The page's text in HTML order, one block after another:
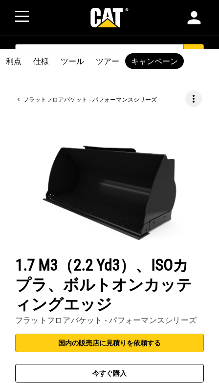
person
SEARCH
フラットフロアバケット - パフォーマンスシリーズ more_vert
1.7 M3（2.2 Yd3）、ISOカ
プラ、ボルトオンカッテ
ィングエッジ
フラットフロアバケット - パフォーマンスシリーズ
国内の販売店に見積りを依頼する
今すぐ購入
利点 仕様 ツール ツアー キャンペーン